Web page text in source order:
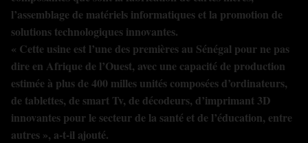
l’assemblage de matériels informatiques et la promotion de
solutions technologiques innovantes.
« Cette usine est l’une des premières au Sénégal pour ne pas
dire en Afrique de l’Ouest, avec une capacité de production
estimée à plus de 400 milles unités composées d’ordinateurs,
de tablettes, de smart Tv, de décodeurs, d’imprimant 3D
innovantes pour le secteur de la santé et de l’éducation, entre
autres », a-t-il ajouté.